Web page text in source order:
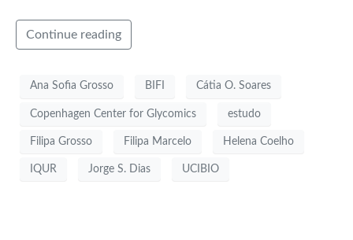
Continue reading
Ana Sofia Grosso BIFI Cátia O. Soares
Copenhagen Center for Glycomics estudo
Filipa Grosso Filipa Marcelo Helena Coelho
IQUR Jorge S. Dias UCIBIO